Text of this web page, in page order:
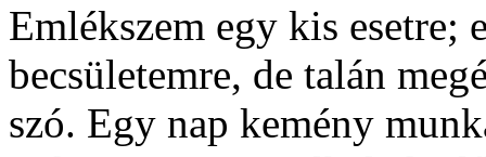
Emlékszem egy kis esetre;
becsületemre, de talán
szó. Egy nap kemény